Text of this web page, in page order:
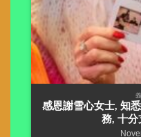
感恩謝雪心女士, 知
務, 十分